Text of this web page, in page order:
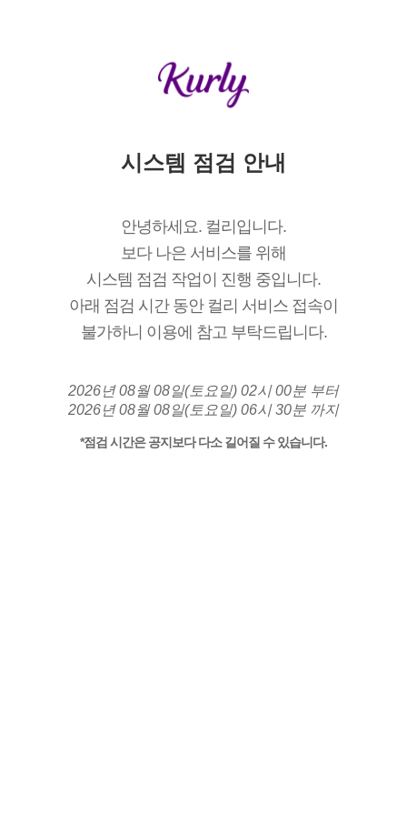
시스템 점검 안내
안녕하세요. 컬리입니다.
보다 나은 서비스를 위해
시스템 점검 작업이 진행 중입니다.
아래 점검 시간 동안 컬리 서비스 접속이
불가하니 이용에 참고 부탁드립니다.
2026년 08월 08일(토요일) 02시 00분 부터
2026년 08월 08일(토요일) 06시 30분 까지
*점검 시간은 공지보다 다소 길어질 수 있습니다.